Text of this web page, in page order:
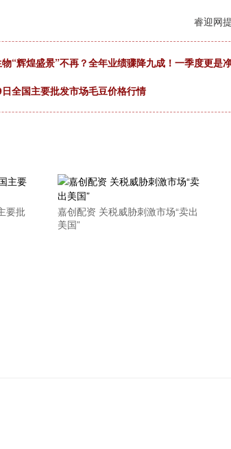
睿迎网
“辉煌盛景”不再？全年业绩骤降九成！一季度更是
全国主要批发市场毛豆价格行情
要批
嘉创配资 关税威胁刺激市场“卖出
美国”
沪深